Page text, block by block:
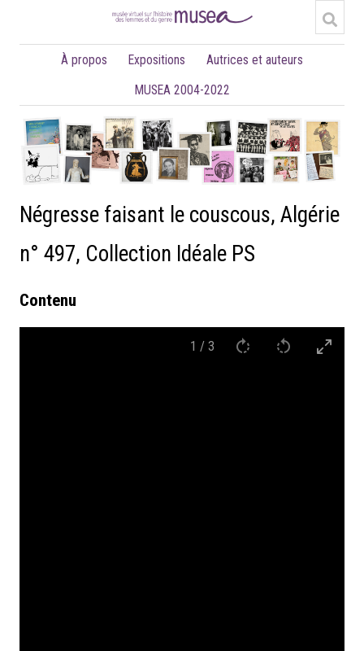
À propos Expositions
Autrices et auteurs
MUSEA 2004-2022
Négresse faisant le couscous, Algérie
n° 497, Collection Idéale PS
Contenu
1 / 3